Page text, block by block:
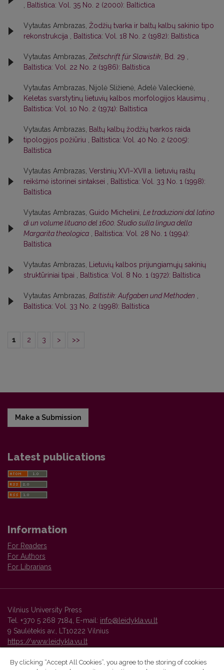
Baltistica: Vol. 35 No. 2 (2000): Baltictica
Vytautas Ambrazas, Žodžių tvarka ir baltų kalbų sakinio tipo
rekonstrukcija
Baltistica: Vol. 18 No. 2 (1982): Baltistica
Vytautas Ambrazas, Zeitschrift für Slawistik , Bd. 29
Baltistica: Vol. 22 No. 2 (1986): Baltistica
Vytautas Ambrazas, Nijolė Sližienė, Adelė Valeckienė,
Keletas svarstytinų lietuvių kalbos morfologijos klausimų
Baltistica: Vol. 10 No. 2 (1974): Baltistica
Vytautas Ambrazas,
Baltų kalbų žodžių tvarkos raida
tipologijos požiūriu
Baltistica: Vol. 40 No. 2 (2005):
Baltistica
Vytautas Ambrazas, Verstinių XVI–XVII a. lietuvių raštų
reikšmė istorinei sintaksei
Baltistica: Vol. 33 No. 1 (1998):
Baltistica
Vytautas Ambrazas, Guido Michelini, Le traduzioni dal latino
di un volume lituano del 1600. Studio sulla lingua della
Margarita theologica
Baltistica: Vol. 28 No. 1 (1994):
Baltistica
Vytautas Ambrazas,
Lietuvių kalbos prijungiamųjų sakinių
struktūriniai tipai
Baltistica: Vol. 8 No. 1 (1972): Baltistica
Vytautas Ambrazas, Baltistik: Aufgaben und Methoden
Baltistica: Vol. 33 No. 2 (1998): Baltistica
1 2 3 > >>
Make a Submission
Latest publications
Information
For Readers
For Authors
For Librarians
Vilnius University Press
Tel. +370 5 268 7184, E-mail: info@leidykla.vu.lt
9 Saulėtekis av., LT10222 Vilnius
https://www.leidykla.vu.lt
By clicking “Accept All Cookies”, you agree to the storing of cookies